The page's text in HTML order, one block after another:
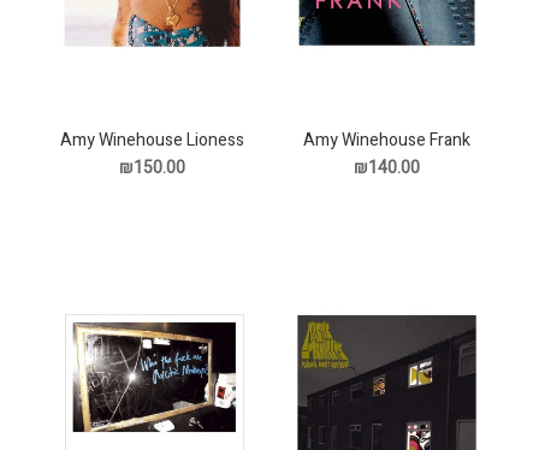
Amy Winehouse Frank
תקליט
₪140.00
Amy Winehouse Lioness
Hidde Treasures תקליט
₪150.00